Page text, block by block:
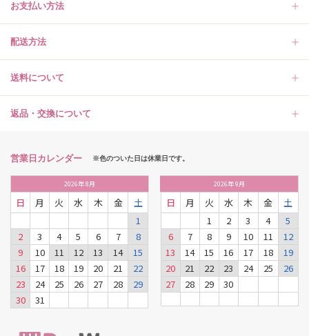
お支払い方法
配送方法
送料について
返品・交換について
営業日カレンダー ※色のついた日は休業日です。
2026年8月
日 月 火 水 木 金
土
1
2
3 4 5 6 7
8
9
10 11 12 13 14
15
16
17 18 19 20 21
22
23
24 25 26 27 28
29
30
31
2026年9月
日 月 火 水 木 金
土
1
2 3 4
5
6
7 8 9 10 11
12
13
14 15 16 17 18
19
20
21 22 23 24 25
26
27
28 29 30